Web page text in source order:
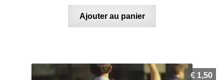
Ajouter au panier
€ 1,50